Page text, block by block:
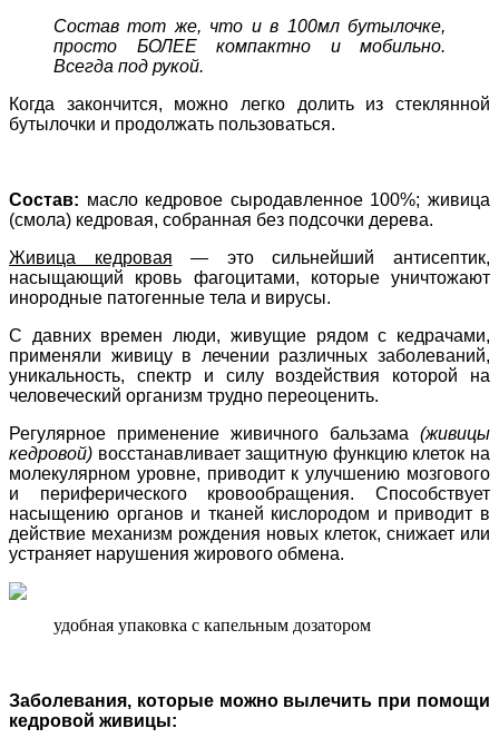
Состав тот же, что и в 100мл бутылочке,
просто БОЛЕЕ компактно и мобильно.
Всегда под рукой.
Когда закончится, можно легко долить из стеклянной
бутылочки и продолжать пользоваться.
Состав: масло кедровое сыродавленное 100%; живица
(смола) кедровая, собранная без подсочки дерева.
Живица кедровая
— это сильнейший антисептик,
насыщающий кровь фагоцитами, которые уничтожают
инородные патогенные тела и вирусы.
С давних времен люди, живущие рядом с кедрачами,
применяли живицу в лечении различных заболеваний,
уникальность, спектр и силу воздействия которой на
человеческий организм трудно переоценить.
Регулярное применение живичного бальзама (живицы
кедровой) восстанавливает защитную функцию клеток на
молекулярном уровне, приводит к улучшению мозгового
и периферического кровообращения. Способствует
насыщению органов и тканей кислородом и приводит в
действие механизм рождения новых клеток, снижает или
устраняет нарушения жирового обмена.
удобная упаковка с капельным дозатором
Заболевания, которые можно вылечить при помощи
кедровой живицы: